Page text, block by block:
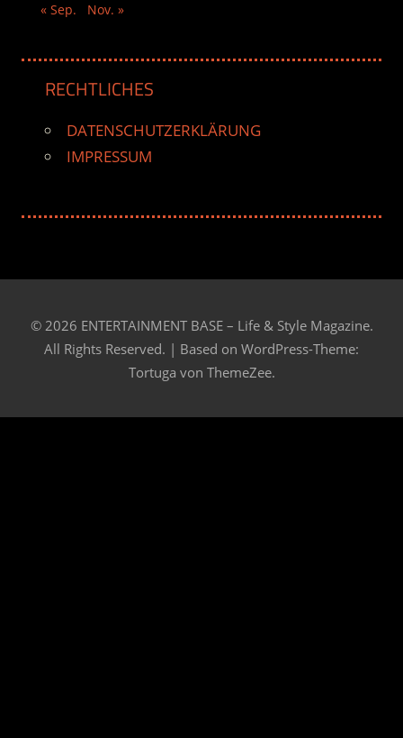
« Sep.
Nov. »
RECHTLICHES
DATENSCHUTZERKLÄRUNG
IMPRESSUM
© 2026 ENTERTAINMENT BASE – Life & Style Magazine.
All Rights Reserved. | Based on WordPress-Theme:
Tortuga von ThemeZee.